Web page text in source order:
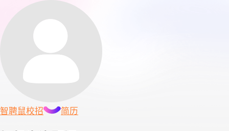
智聘鼠校招 简历